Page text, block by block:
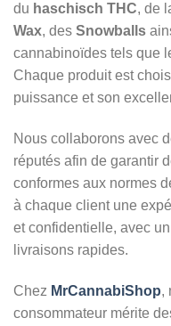
du haschisch THC, de
Wax, des Snowballs
cannabinoïdes tels que
Chaque produit est
puissance et son
Nous collaborons avec
réputés afin de garantir
conformes aux normes
à chaque client une
et confidentielle, avec un
livraisons rapides.
Chez MrCannabiShop,
consommateur mérite